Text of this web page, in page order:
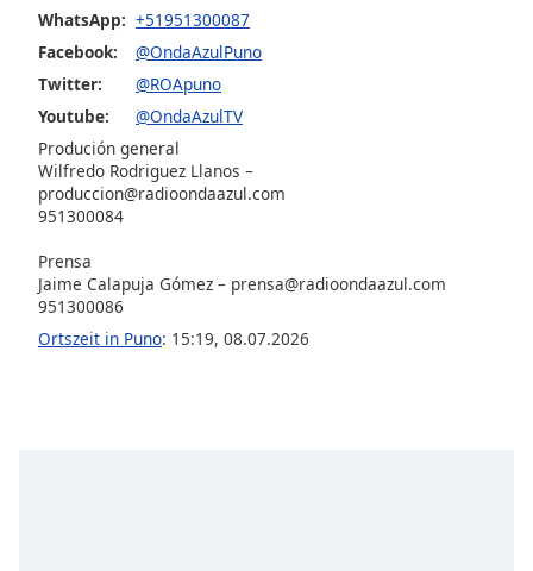
Beginning
dialog
window.
Escape
cancel
close
window.
WhatsApp: +51951300087
Facebook:
@OndaAzulPuno
Twitter:
@ROApuno
Youtube:
@OndaAzulTV
Produción general
Wilfredo Rodriguez Llanos –
produccion@radioondaazul.com
951300084
Prensa
Jaime Calapuja Gómez – prensa@radioondaazul.com
951300086
Ortszeit in Puno: 15:19, 08.07.2026